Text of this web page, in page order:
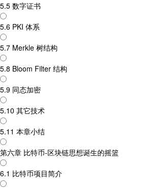
5.5 数字证书
5.6 PKI 体系
5.7 Merkle 树结构
5.8 Bloom Filter 结构
5.9 同态加密
5.10 其它技术
5.11 本章小结
第六章 比特币-区块链思想诞生的摇篮
6.1 比特币项目简介